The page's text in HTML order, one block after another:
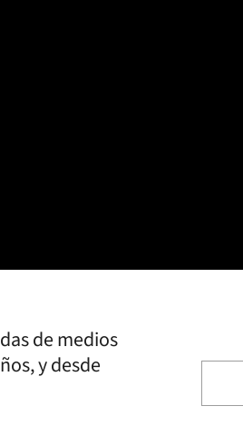
de medios
y desde